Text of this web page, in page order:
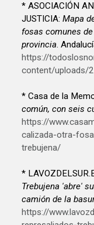
* ASOCIACIÓN
JUSTICIA:Mapa
fosas comunes
provincia.
https://
content/uploads/
* Casa de la
común, con seis
https://
calizada-otra-
trebujena/
*
Trebujena 'abre'
camión de la
https://